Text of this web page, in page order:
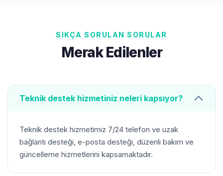
SIKÇA SORULAN SORULAR
Merak Edilenler
Teknik destek hizmetiniz neleri kapsıyor?
Teknik destek hizmetimiz 7/24 telefon ve uzak
bağlantı desteği, e-posta desteği, düzenli bakım ve
güncelleme hizmetlerini kapsamaktadır.